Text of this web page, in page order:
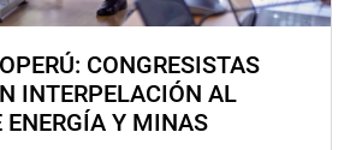
CONGRESISTAS
INTERPELACIÓN AL
ENERGÍA Y MINAS